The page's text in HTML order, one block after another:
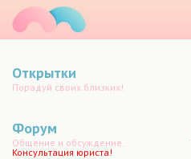
Открытки
Порадуй своих близких!
Форум
Общение и обсуждение.
Консультация юриста!